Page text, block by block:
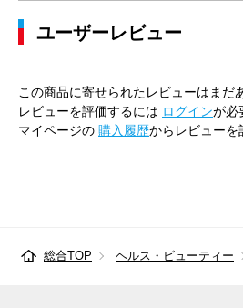
ユーザーレビュー
この商品に寄せられたレビューはまだ
レビューを評価するには ログインが必
マイページの 購入履歴からレビューを
総合TOP ヘルス・ビューティー